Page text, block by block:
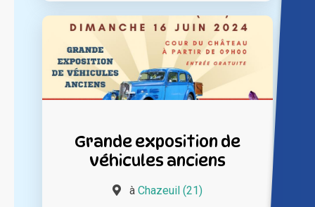
Grande exposition de
véhicules anciens
à Chazeuil (21)